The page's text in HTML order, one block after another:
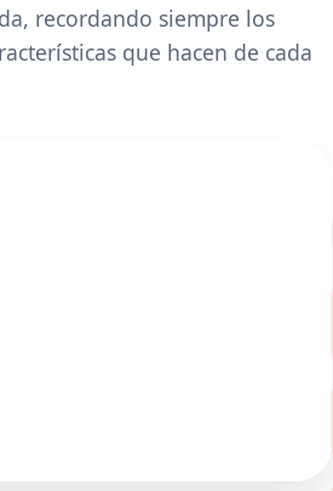
recordando siempre los
que hacen de cada